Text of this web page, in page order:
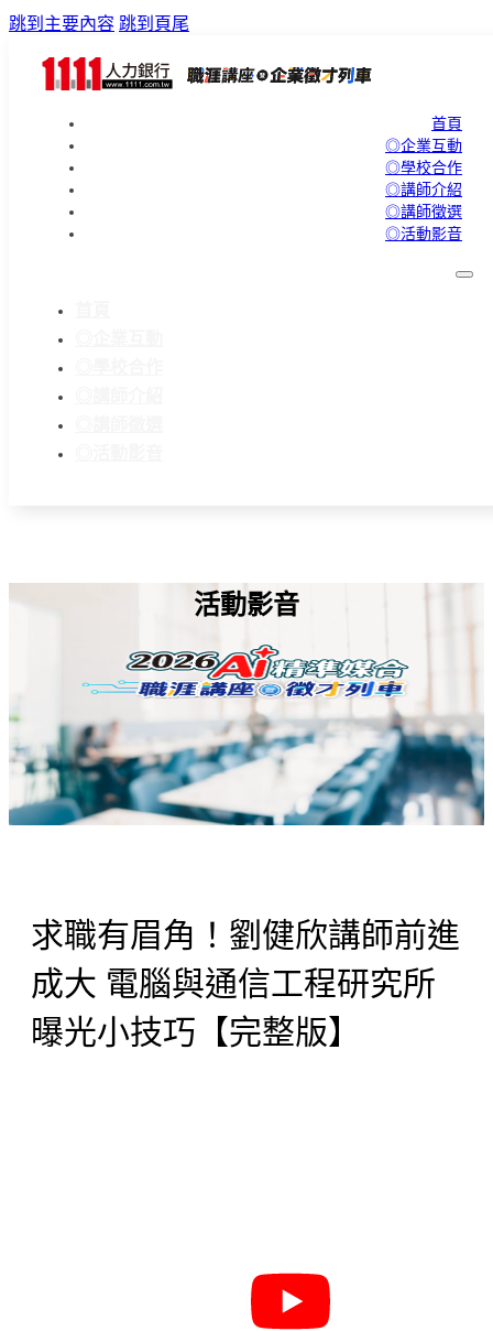
跳到主要內容 跳到頁尾
首頁
◎企業互動
◎學校合作
◎講師介紹
◎講師徵選
◎活動影音
活動影音
求職有眉角！劉健欣講師前進
成大 電腦與通信工程研究所
曝光小技巧【完整版】